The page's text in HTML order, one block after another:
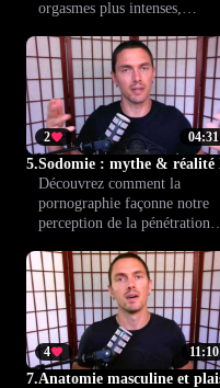
orgasmes plus intenses,
renforcée et nouvelle
complicité à deux ou en solo.
Découvrez comment elle peut
enrichir votre vie intime sous
toutes ses formes.
04:31
2
5.Sodomie : mythe & réalité
Découvrez comment la
pornographie façonne notre
perception de la pénétration
fantasmes et réalités, et
apprenez à différencier la
fiction des expériences
respectueuses et
dans la vraie vie.
11:10
4
7.Anatomie masculine et